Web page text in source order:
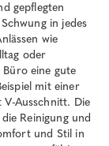
gepflegten
in jedes
wie
oder
eine gute
mit einer
Ausschnitt. Die
Reinigung und
und Stil in